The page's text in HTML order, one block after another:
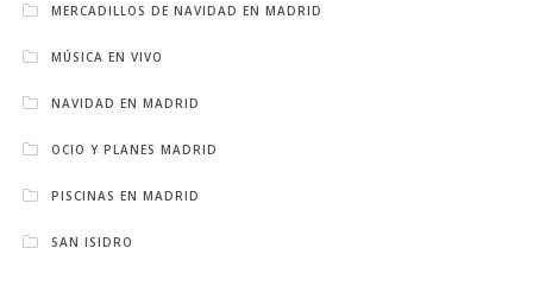
MERCADILLOS DE NAVIDAD EN MADRID
MÚSICA EN VIVO
NAVIDAD EN MADRID
OCIO Y PLANES MADRID
PISCINAS EN MADRID
SAN ISIDRO